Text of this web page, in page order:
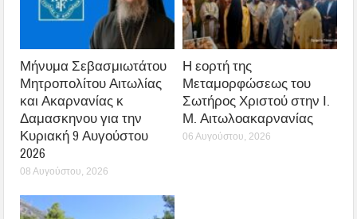
Μήνυμα Σεβασμιωτάτου
Μητροπολίτου Αιτωλίας
και Ακαρνανίας κ
Δαμασκηνου για την
Κυριακή 9 Αυγούστου
2026
08 Αυγούστου, 2026
Η εορτή της
Μεταμορφώσεως του
Σωτήρος Χριστού στην Ι.
Μ. Αιτωλοακαρνανίας
06 Αυγούστου, 2026